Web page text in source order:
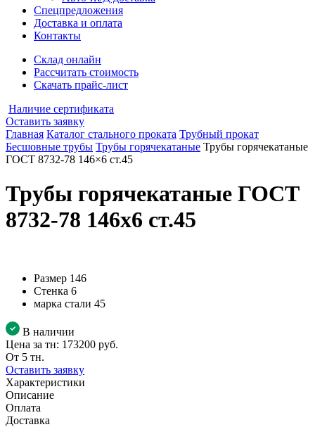
Спецпредложения
Доставка и оплата
Контакты
Склад онлайн
Рассчитать стоимость
Скачать прайс-лист
Наличие сертификата
Оставить заявку
Главная Каталог стального проката Трубный прокат
Бесшовные трубы Трубы горячекатаные Трубы горячекатаные
ГОСТ 8732-78 146×6 ст.45
Трубы горячекатаные ГОСТ
8732-78 146x6 ст.45
Размер 146
Стенка 6
марка стали 45
В наличии
Цена за тн: 173200 руб.
От 5 тн.
Оставить заявку
Характеристики
Описание
Оплата
Доставка